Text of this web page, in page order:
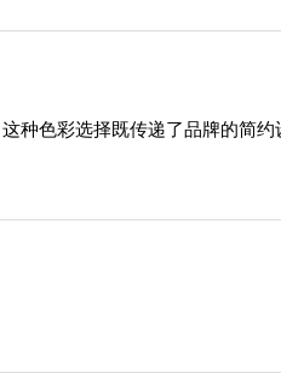
种色彩选择既传递了品牌的简约